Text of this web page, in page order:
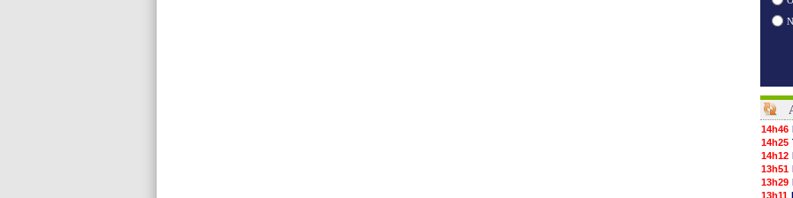
14h46
14h25
14h12
13h51
13h29
13h11